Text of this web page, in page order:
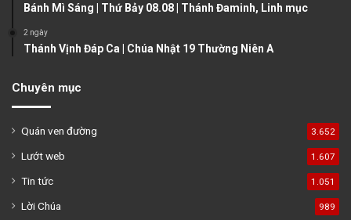
Bánh Mì Sáng | Thứ Bảy 08.08 | Thánh Đaminh, Linh mục
2 ngày
Thánh Vịnh Đáp Ca | Chúa Nhật 19 Thường Niên A
Chuyên mục
Quán ven đường 3.652
Lướt web 1.607
Tin tức 1.051
Lời Chúa 989